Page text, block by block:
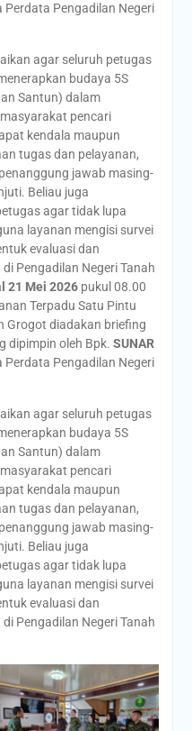
Perdata Pengadilan Negeri
agar seluruh petugas
budaya 5S
Santun) dalam
pencari
kendala maupun
tugas dan pelayanan,
jawab masing-
Beliau juga
agar tidak lupa
layanan mengisi survei
evaluasi dan
Pengadilan Negeri Tanah
21 Mei 2026pukul 08.00
Terpadu Satu Pintu
Grogot diadakan briefing
dipimpin oleh Bpk. SUNAR
Perdata Pengadilan Negeri
agar seluruh petugas
budaya 5S
Santun) dalam
pencari
kendala maupun
tugas dan pelayanan,
jawab masing-
Beliau juga
agar tidak lupa
layanan mengisi survei
evaluasi dan
Pengadilan Negeri Tanah